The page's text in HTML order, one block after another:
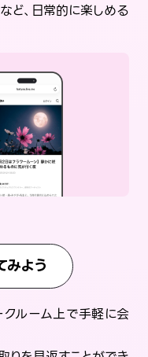
ど、日常的に楽しめる
みよう
クルーム上で手軽に会